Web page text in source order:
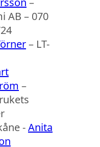
AB – 070
– LT-
–
-Anita